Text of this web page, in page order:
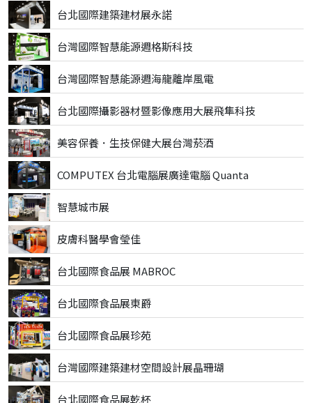
台北國際建築建材展永諾
台灣國際智慧能源週格斯科技
台灣國際智慧能源週海龍離岸風電
台北國際攝影器材暨影像應用大展飛隼科技
美容保養．生技保健大展台灣菸酒
COMPUTEX 台北電腦展廣達電腦 Quanta
智慧城市展
皮膚科醫學會瑩佳
台北國際食品展 MABROC
台北國際食品展東爵
台北國際食品展珍苑
台灣國際建築建材空間設計展晶珊瑚
台北國際食品展乾杯